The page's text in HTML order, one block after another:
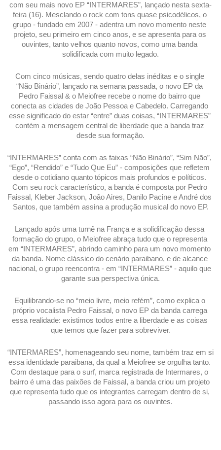
com seu mais novo EP “INTERMARES”, lançado nesta sexta-
feira (16). Mesclando o rock com tons quase psicodélicos, o
grupo - fundado em 2007 - adentra um novo momento neste
projeto, seu primeiro em cinco anos, e se apresenta para os
ouvintes, tanto velhos quanto novos, como uma banda
solidificada com muito legado.
Com cinco músicas, sendo quatro delas inéditas e o single
“Não Binário”, lançado na semana passada, o novo EP da
Pedro Faissal & o Meiofree recebe o nome do bairro que
conecta as cidades de João Pessoa e Cabedelo. Carregando
esse significado do estar “entre” duas coisas, “INTERMARES”
contém a mensagem central de liberdade que a banda traz
desde sua formação.
“INTERMARES” conta com as faixas “Não Binário”, “Sim Não”,
“Ego”, “Rendido” e “Tudo Que Eu” - composições que refletem
desde o cotidiano quanto tópicos mais profundos e políticos.
Com seu rock característico, a banda é composta por Pedro
Faissal, Kleber Jackson, João Aires, Danilo Pacine e André dos
Santos, que também assina a produção musical do novo EP.
Lançado após uma turnê na França e a solidificação dessa
formação do grupo, o Meiofree abraça tudo que o representa
em “INTERMARES”, abrindo caminho para um novo momento
da banda. Nome clássico do cenário paraibano, e de alcance
nacional, o grupo reencontra - em “INTERMARES” - aquilo que
garante sua perspectiva única.
Equilibrando-se no “meio livre, meio refém”, como explica o
próprio vocalista Pedro Faissal, o novo EP da banda carrega
essa realidade: existimos todos entre a liberdade e as coisas
que temos que fazer para sobreviver.
“INTERMARES”, homenageando seu nome, também traz em si
essa identidade paraibana, da qual a Meiofree se orgulha tanto.
Com destaque para o surf, marca registrada de Intermares, o
bairro é uma das paixões de Faissal, a banda criou um projeto
que representa tudo que os integrantes carregam dentro de si,
passando isso agora para os ouvintes.